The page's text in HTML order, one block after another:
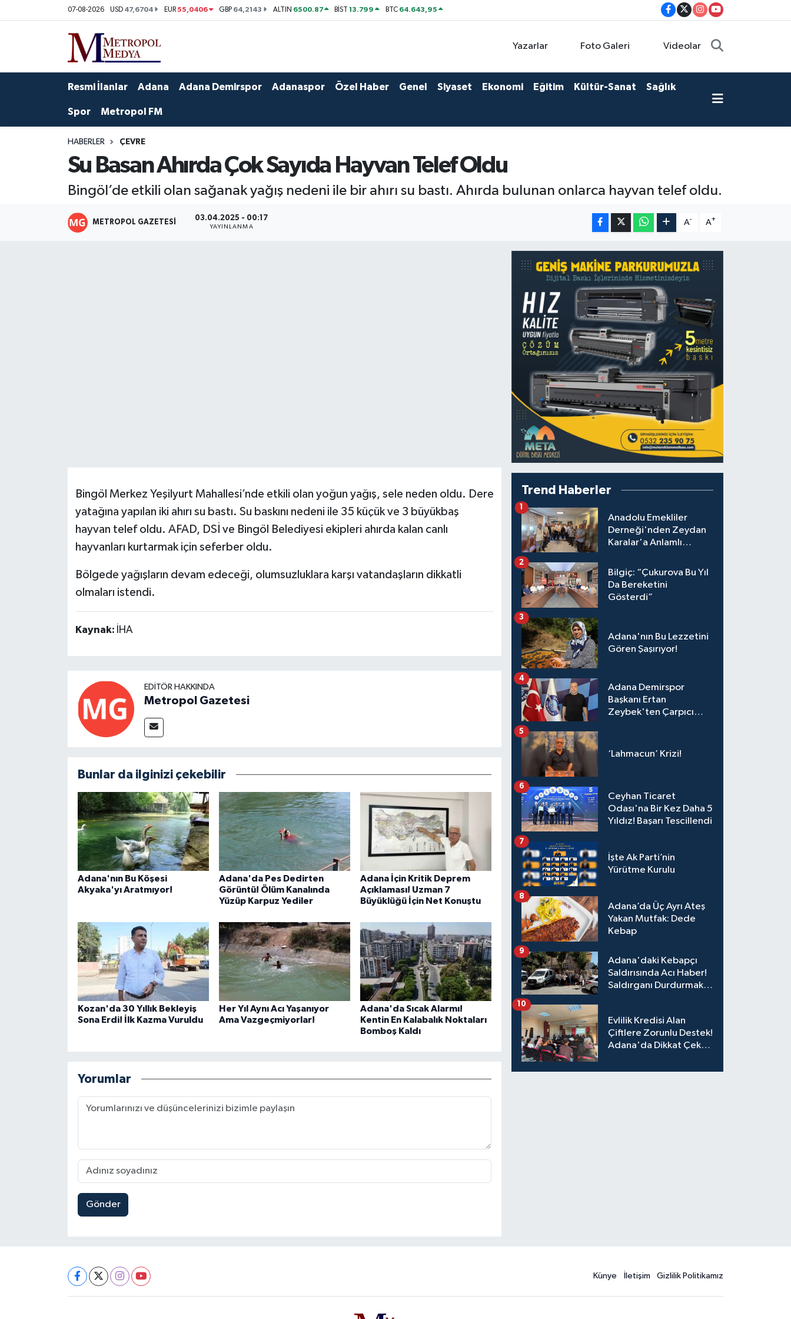
07-08-2026 USD 47,6704 EUR55,0406 GBP 64,2143 ALTIN 6500.87 BİST13.799 BTC 64.643,95
Yazarlar Foto Galeri Videolar
Resmi İlanlar Adana Adana Demirspor Adanaspor Özel Haber Genel Siyaset Ekonomi Eğitim Kültür-Sanat Sağlık
Spor Metropol FM
HABERLER ÇEVRE
Su Basan Ahırda Çok Sayıda Hayvan Telef Oldu
Bingöl’de etkili olan sağanak yağış nedeni ile bir ahırı su bastı. Ahırda bulunan onlarca hayvan telef oldu.
METROPOL GAZETESI 03.04.2025 - 00:17
YAYINLANMA
A- A+
Bingöl Merkez Yeşilyurt Mahallesi’nde etkili olan yoğun yağış, sele neden oldu. Dere
yatağına yapılan iki ahırı su bastı. Su baskını nedeni ile 35 küçük ve 3 büyükbaş
hayvan telef oldu. AFAD, DSİ ve Bingöl Belediyesi ekipleri ahırda kalan canlı
hayvanları kurtarmak için seferber oldu.
Bölgede yağışların devam edeceği, olumsuzluklara karşı vatandaşların dikkatli
olmaları istendi.
Kaynak: İHA
EDITÖR HAKKINDA
Metropol Gazetesi
Bunlar da ilginizi çekebilir
Adana'nın Bu Köşesi
Akyaka'yı Aratmıyor!
Adana'da Pes Dedirten
Görüntü! Ölüm Kanalında
Yüzüp Karpuz Yediler
Adana İçin Kritik Deprem
Açıklaması! Uzman 7
Büyüklüğü İçin Net Konuştu
Kozan'da 30 Yıllık Bekleyiş
Sona Erdi! İlk Kazma Vuruldu
Her Yıl Aynı Acı Yaşanıyor
Ama Vazgeçmiyorlar!
Adana'da Sıcak Alarmı!
Kentin En Kalabalık Noktaları
Bomboş Kaldı
Yorumlar
Gönder
Trend Haberler
Anadolu Emekliler
Derneği'nden Zeydan
Karalar'a Anlamlı
1
Bilgiç: “Çukurova Bu Yıl
Da Bereketini
Gösterdi”
2
Adana'nın Bu Lezzetini
Gören Şaşırıyor!
3
Adana Demirspor
Başkanı Ertan
Zeybek'ten Çarpıcı
Sürer"
4
‘Lahmacun’ Krizi!
5
Ceyhan Ticaret
Odası'na Bir Kez Daha 5
Yıldız! Başarı Tescillendi
6
İşte Ak Parti’nin
Yürütme Kurulu
7
Adana’da Üç Ayrı Ateş
Yakan Mutfak: Dede
Kebap
8
Adana'daki Kebapçı
Saldırısında Acı Haber!
Saldırganı Durdurmak
9
Evlilik Kredisi Alan
Çiftlere Zorunlu Destek!
Adana'da Dikkat Çeken
10
Künye İletişim Gizlilik Politikamız
Ekonomi
Özel Haberler
Yerel Yönetim
Kültür-Sanat
Yazarlar
Foto Galeri
Seyhan Nöbetçi Eczaneler
Seyhan Hava Durumu
Tüm Manşetler
Son Dakika Haberleri
Haber Arşivi